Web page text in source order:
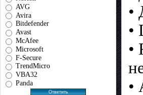
AVG
Avira
Bitdefender
Avast
McAfee
Microsoft
F-Secure
TrendMicro
VBA32
Panda
•
•
•
•